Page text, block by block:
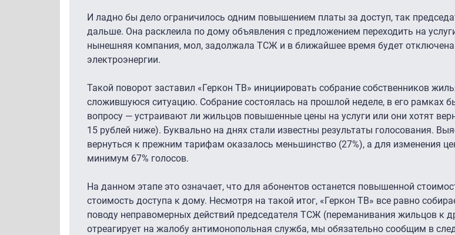
И ладно бы дело ограничилось одним повышением платы за доступ, так
дальше. Она расклеила по дому объявления с предложением переходить на
нынешняя компания, мол, задолжала ТСЖ и в ближайшее время будет отключена
электроэнергии.
Такой поворот заставил «Геркон ТВ» инициировать собрание собственников
сложившуюся ситуацию. Собрание состоялась на прошлой неделе, в его рамках
вопросу — устраивают ли жильцов повышенные цены на услуги или они хотят
15 рублей ниже). Буквально на днях стали известны результаты голосования.
вернуться к прежним тарифам оказалось меньшинство (27%), а для изменения
минимум 67% голосов.
На данном этапе это означает, что для абонентов останется повышенной
стоимость доступа к дому. Несмотря на такой итог, «Геркон ТВ» все равно
поводу неправомерных действий председателя ТСЖ (переманивания жильцов к
отреагирует на жалобу антимонопольная служба, мы обязательно сообщим в